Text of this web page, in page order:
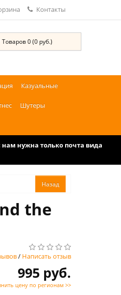
Контакты
Товаров 0 (0 руб.)
Казуальные
Шутеры
нужна только почта вида
the
/ Написать отзыв
995 руб.
цену по регионам >>